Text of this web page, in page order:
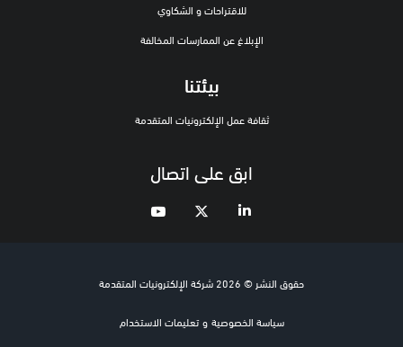
للاقتراحات و الشكاوي
الإبلاغ عن الممارسات المخالفة
بيئتنا
ثقافة عمل الإلكترونيات المتقدمة
ابق على اتصال
حقوق النشر © 2026 شركة الإلكترونيات المتقدمة
سياسة الخصوصية و تعليمات الاستخدام